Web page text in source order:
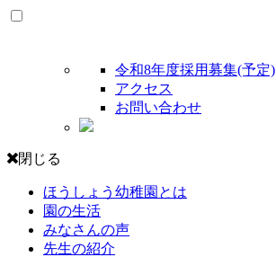
令和8年度採用募集(予定)
アクセス
お問い合わせ
閉じる
ほうしょう幼稚園とは
園の生活
みなさんの声
先生の紹介